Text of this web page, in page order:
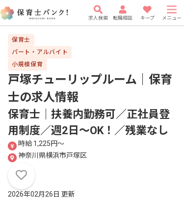
求人検索 転職相談 キープ メニュー
保育士
パート・アルバイト
小規模保育
戸塚チューリップルーム｜保育
士の求人情報
保育士｜扶養内勤務可／正社員登
用制度／週2日～OK！／残業なし
時給 1,225円〜
神奈川県横浜市戸塚区
2026年02月26日 更新